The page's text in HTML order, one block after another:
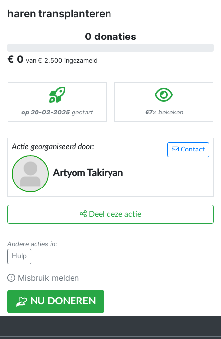
haren transplanteren
0 donaties
€ 0 van € 2.500 ingezameld
op 20-02-2025 gestart 67x bekeken
Contact
Actie georganiseerd door:
Artyom Takiryan
NU DONEREN
Deel deze actie
Andere acties in:
Hulp
Misbruik melden